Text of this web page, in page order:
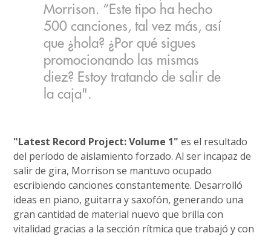
Morrison. “Este tipo ha hecho
500 canciones, tal vez más, así
que ¿hola? ¿Por qué sigues
promocionando las mismas
diez? Estoy tratando de salir de
la caja".
"Latest Record Project: Volume 1" es el resultado
del período de aislamiento forzado. Al ser incapaz de
salir de gira, Morrison se mantuvo ocupado
escribiendo canciones constantemente. Desarrolló
ideas en piano, guitarra y saxofón, generando una
gran cantidad de material nuevo que brilla con
vitalidad gracias a la sección rítmica que trabajó y con